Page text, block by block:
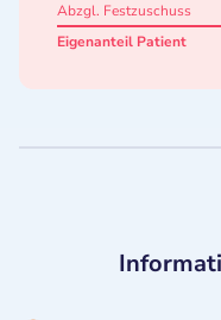
Abzgl. Festzuschuss
Eigenanteil Patient